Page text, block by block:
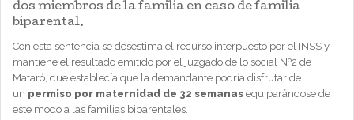
dos miembros de la familia en caso de familia
biparental.
Con esta sentencia se desestima el recurso interpuesto por el INSS y
mantiene el resultado emitido por el juzgado de lo social Nº2 de
Mataró, que establecía que la demandante podría disfrutar de
un permiso por maternidad de 32 semanas equiparándose de
este modo a las familias biparentales.